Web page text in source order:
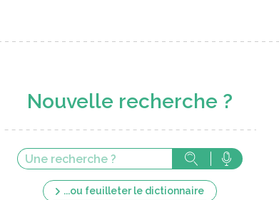
Nouvelle recherche ?
...ou feuilleter le dictionnaire